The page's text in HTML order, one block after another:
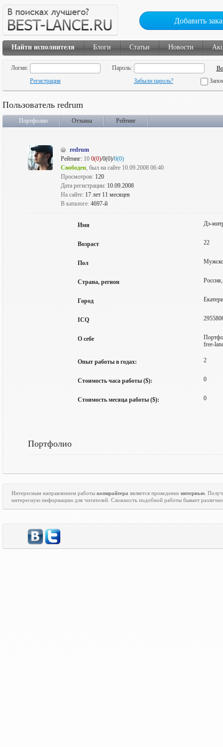
Добавить
Найти исполнителя Блоги Статьи Новости
Логин:
Пароль:
Регистрация
Забыли пароль?
Пользователь redrum
Портфолио Отзывы Рейтинг
redrum
Рейтинг: 10 0(0)/0(0)/0(0)
Свободен, был на сайте 10.09.2008 06:40
Просмотров: 120
Дата регистрации: 10.09.2008
На сайте: 17 лет 11 месяцев
В каталоге: 4697-й
Имя Дэ-
Возраст 22
Пол
Страна, регион
Город
ICQ
О себе
free-
Опыт работы в годах: 2
Стоимость часа работы ($): 0
Стоимость месяца работы ($): 0
Портфолио
Интересным направлением работы копирайтера является проведение интервью .
интересную информацию для читателей. Сложность подобной работы бывает